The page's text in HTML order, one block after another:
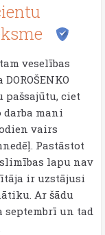
veselības
pašsajūtu, ciet
darba mani
vairs
Pastāstot
lapu nav
ir uzstājusi
Ar šādu
septembrī un tad